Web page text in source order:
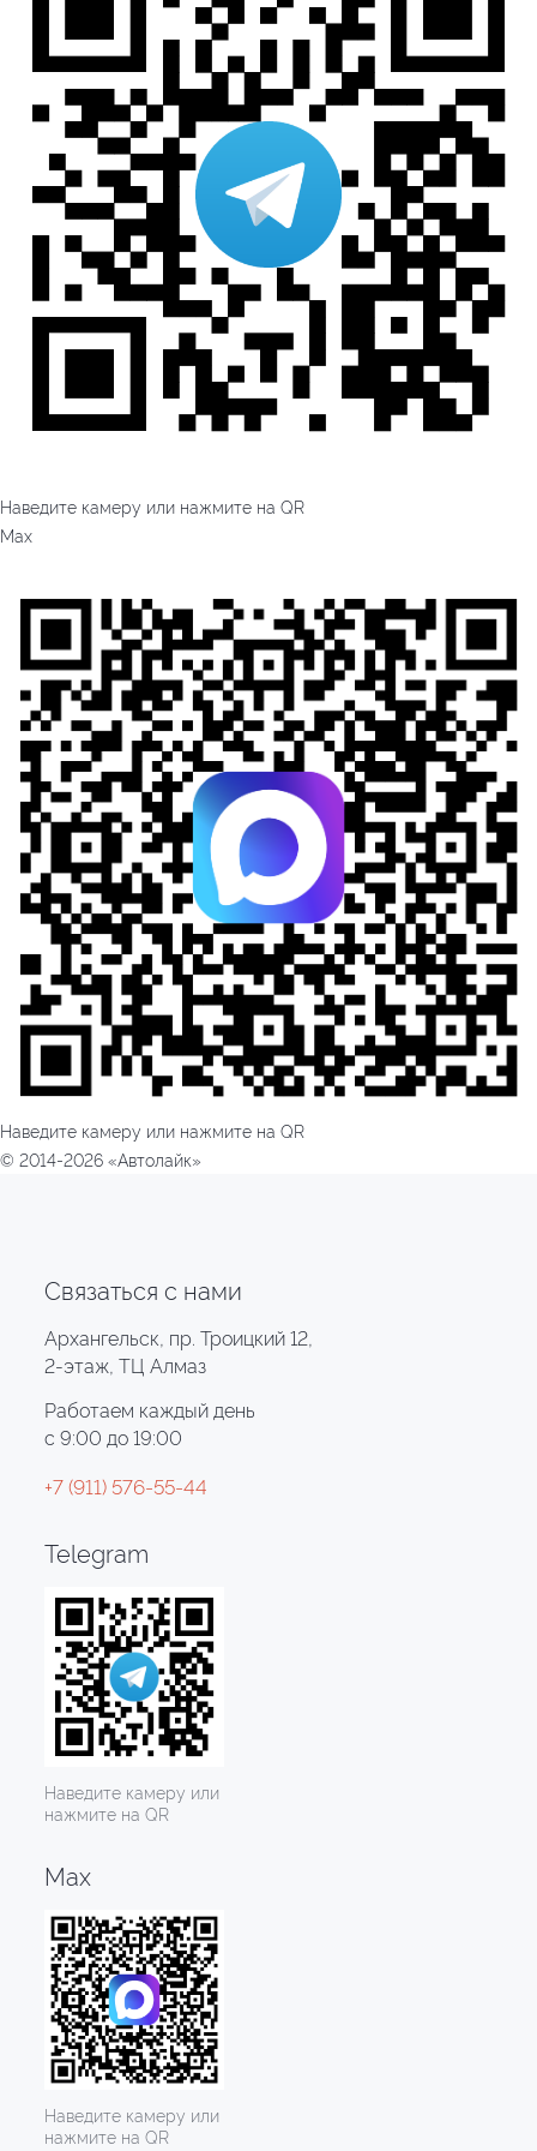
Наведите камеру или нажмите на QR
Max
Наведите камеру или нажмите на QR
© 2014-2026 «Автолайк»
Связаться с нами
Архангельск, пр. Троицкий 12,
2-этаж, ТЦ Алмаз
Работаем каждый день
с 9:00 до 19:00
+7 (911) 576-55-44
Telegram
Наведите камеру или
нажмите на QR
Max
Наведите камеру или
нажмите на QR